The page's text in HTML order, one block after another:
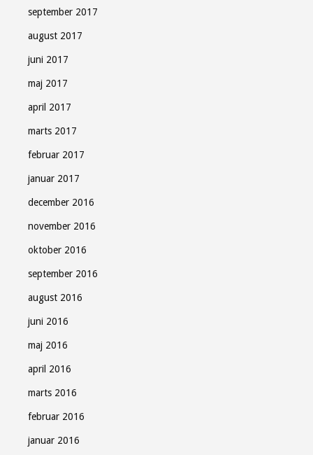
september 2017
august 2017
juni 2017
maj 2017
april 2017
marts 2017
februar 2017
januar 2017
december 2016
november 2016
oktober 2016
september 2016
august 2016
juni 2016
maj 2016
april 2016
marts 2016
februar 2016
januar 2016